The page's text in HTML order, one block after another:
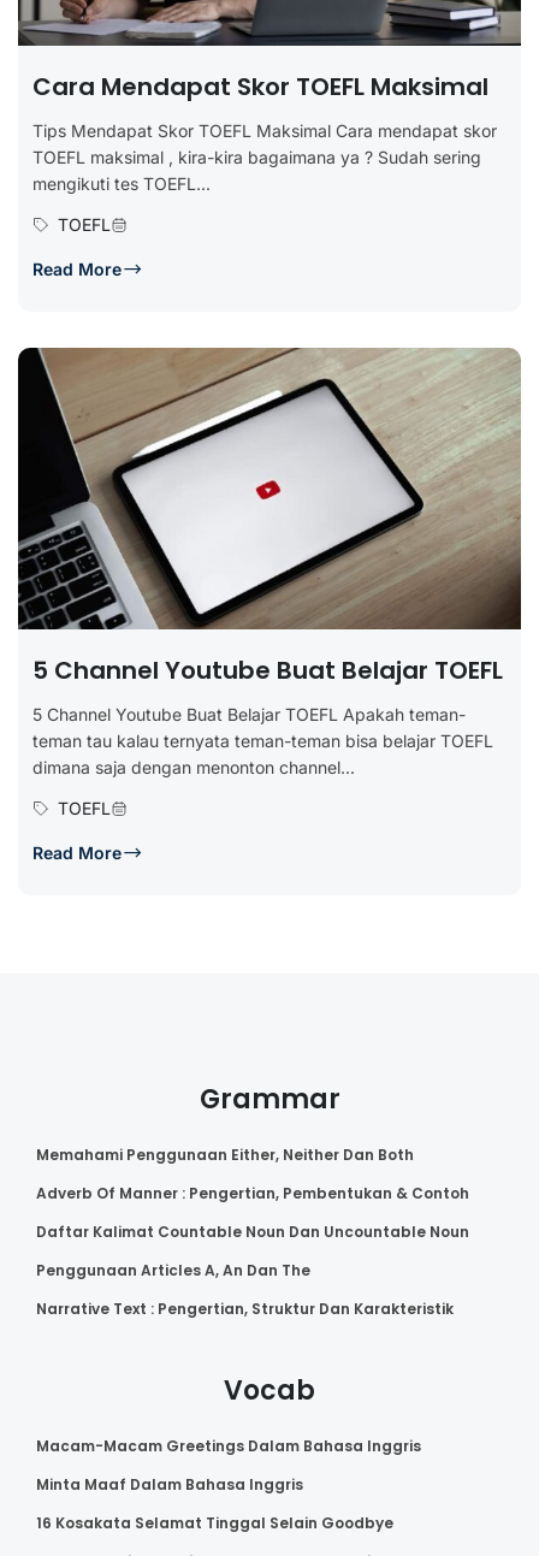
Cara Mendapat Skor TOEFL Maksimal
Tips Mendapat Skor TOEFL Maksimal Cara mendapat skor
TOEFL maksimal , kira-kira bagaimana ya ? Sudah sering
mengikuti tes TOEFL...
TOEFL
Read More
5 Channel Youtube Buat Belajar TOEFL
5 Channel Youtube Buat Belajar TOEFL Apakah teman-
teman tau kalau ternyata teman-teman bisa belajar TOEFL
dimana saja dengan menonton channel...
TOEFL
Read More
Grammar
Memahami Penggunaan Either, Neither Dan Both
Adverb Of Manner : Pengertian, Pembentukan & Contoh
Daftar Kalimat Countable Noun Dan Uncountable Noun
Penggunaan Articles A, An Dan The
Narrative Text : Pengertian, Struktur Dan Karakteristik
Vocab
Macam-Macam Greetings Dalam Bahasa Inggris
Minta Maaf Dalam Bahasa Inggris
16 Kosakata Selamat Tinggal Selain Goodbye